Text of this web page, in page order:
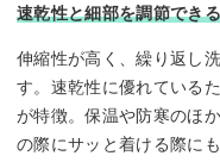
速乾性と細部を調節でき
伸縮性が高く、繰り返し
す。速乾性に優れている
が特徴。保温や防寒のほ
の際にサッと着ける際に